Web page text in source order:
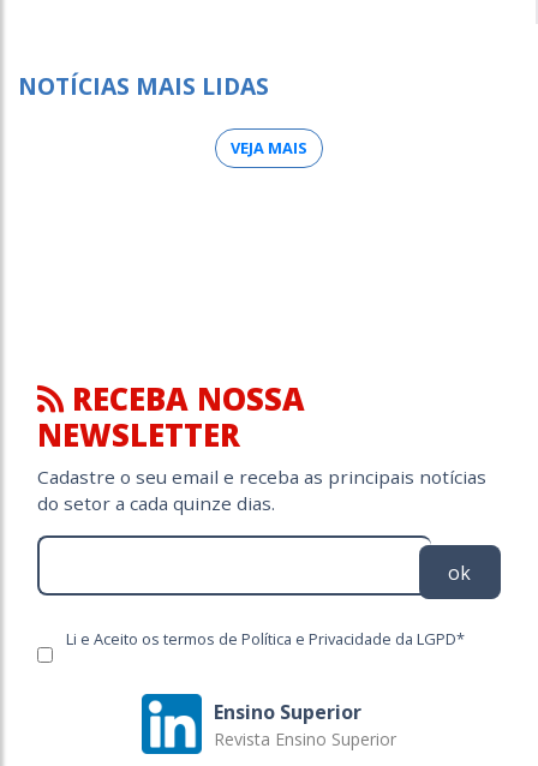
NOTÍCIAS MAIS LIDAS
VEJA MAIS
RECEBA NOSSA
NEWSLETTER
Cadastre o seu email e receba as principais notícias
do setor a cada quinze dias.
ok
Li e Aceito os termos de Política e Privacidade da LGPD*
Ensino Superior
Revista Ensino Superior